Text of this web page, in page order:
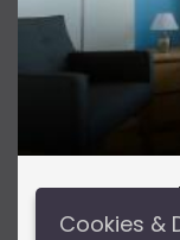
Cookies &